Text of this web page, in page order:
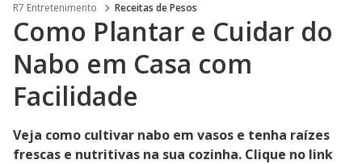
R7 Entretenimento Receitas de Pesos
Como Plantar e Cuidar do
Nabo em Casa com
Facilidade
Veja como cultivar nabo em vasos e tenha raízes
frescas e nutritivas na sua cozinha. Clique no link